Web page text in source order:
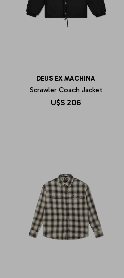
DEUS EX MACHINA
Scrawler Coach Jacket
U$S 206